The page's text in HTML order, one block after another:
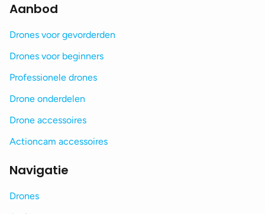
Aanbod
Drones voor gevorderden
Drones voor beginners
Professionele drones
Drone onderdelen
Drone accessoires
Actioncam accessoires
Navigatie
Drones